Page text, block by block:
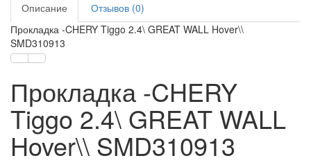
Описание
Отзывов (0)
Прокладка -CHERY Tiggo 2.4\ GREAT WALL Hover\\
SMD310913
Прокладка -CHERY
Tiggo 2.4\ GREAT WALL
Hover\\ SMD310913